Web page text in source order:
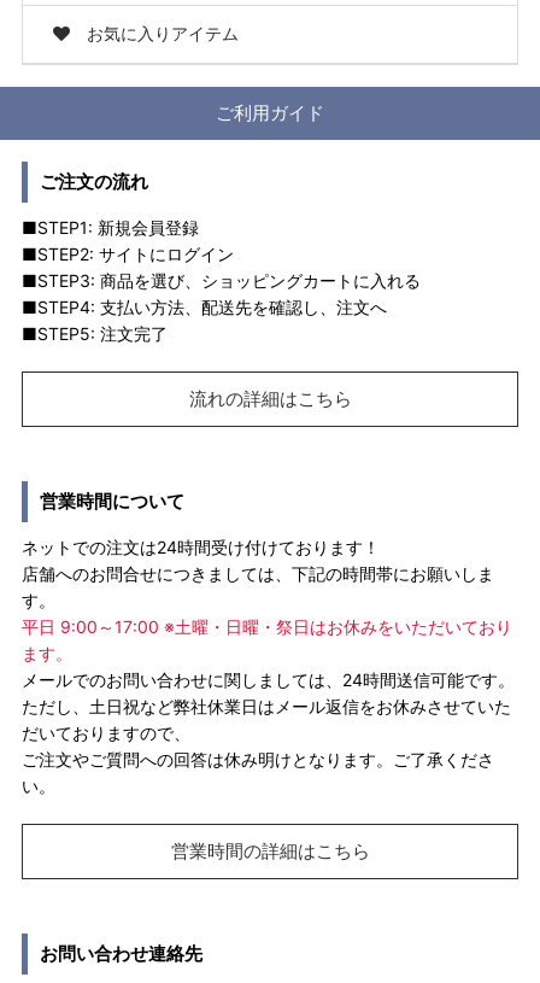
お気に入りアイテム
ご利用ガイド
ご注文の流れ
■STEP1: 新規会員登録
■STEP2: サイトにログイン
■STEP3: 商品を選び、ショッピングカートに入れる
■STEP4: 支払い方法、配送先を確認し、注文へ
■STEP5: 注文完了
流れの詳細はこちら
営業時間について
ネットでの注文は24時間受け付けております！
店舗へのお問合せにつきましては、下記の時間帯にお願いしま
す。
平日 9:00～17:00 ※土曜・日曜・祭日はお休みをいただいており
ます。
メールでのお問い合わせに関しましては、24時間送信可能です。
ただし、土日祝など弊社休業日はメール返信をお休みさせていた
だいておりますので、
ご注文やご質問への回答は休み明けとなります。ご了承くださ
い。
営業時間の詳細はこちら
お問い合わせ連絡先